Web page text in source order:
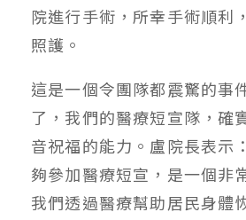
院進行手術，所幸手術順利
照護。
這是一個令團隊都震驚的事
了，我們的醫療短宣隊，確
音祝福的能力。盧院長表示
夠參加醫療短宣，是一個非
我們透過醫療幫助居民身體